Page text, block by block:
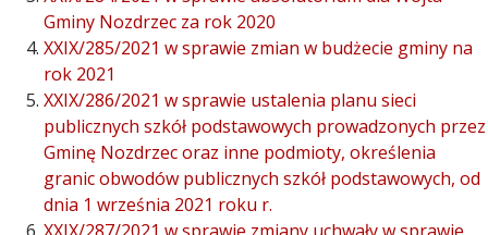
Gminy Nozdrzec za rok 2020
XXIX/285/2021 w sprawie zmian w budżecie gminy na
rok 2021
XXIX/286/2021 w sprawie ustalenia planu sieci
publicznych szkół podstawowych prowadzonych przez
Gminę Nozdrzec oraz inne podmioty, określenia
granic obwodów publicznych szkół podstawowych, od
dnia 1 września 2021 roku r.